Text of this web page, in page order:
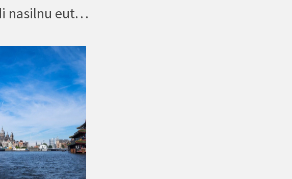
Holandija ne sprovodi nasilnu eutanaziju osoba s invaliditetom da bi „spasila planetu”